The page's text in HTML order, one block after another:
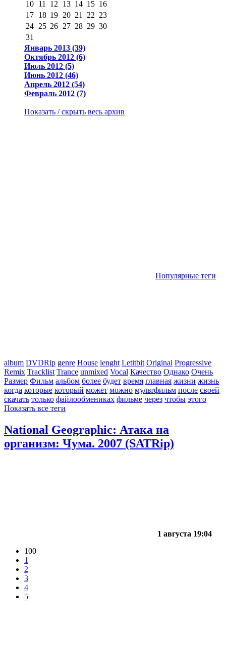
10 11 12 13 14 15 16
17 18 19 20 21 22 23
24 25 26 27 28 29 30
31
Январь 2013 (39)
Октябрь 2012 (6)
Июль 2012 (5)
Июнь 2012 (46)
Апрель 2012 (54)
Февраль 2012 (7)
Показать / скрыть весь архив
Популярные теги
album DVDRip genre House lenght Letitbit Original Progressive
Remix Tracklist Trance unmixed Vocal Качество Однако Очень
Размер Фильм альбом более будет время главная жизни жизнь
когда которые который может можно мультфильм после своей
скачать только файлообмениках фильме через чтобы этого
Показать все теги
National Geographic: Атака на
организм: Чума. 2007 (SATRip)
1 августа 19:04
100
1
2
3
4
5